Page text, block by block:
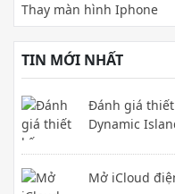
Thay màn hình Iphone
TIN MỚI NHẤT
Đánh giá
Dynamic
Mở iCloud